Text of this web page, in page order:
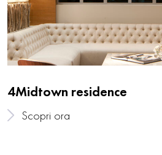
4Midtown residence
Scopri ora